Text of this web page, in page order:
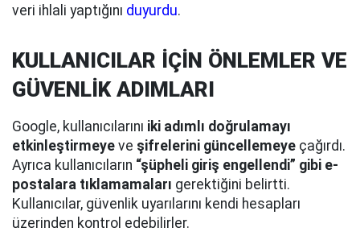
veri ihlali yaptığını duyurdu.
KULLANICILAR İÇİN ÖNLEMLER VE
GÜVENLİK ADIMLARI
Google, kullanıcılarını iki adımlı doğrulamayı
etkinleştirmeye ve şifrelerini güncellemeye çağırdı.
Ayrıca kullanıcıların “şüpheli giriş engellendi” gibi e-
postalara tıklamamaları gerektiğini belirtti.
Kullanıcılar, güvenlik uyarılarını kendi hesapları
üzerinden kontrol edebilirler.